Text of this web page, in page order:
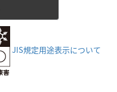
JIS規定用途表示について